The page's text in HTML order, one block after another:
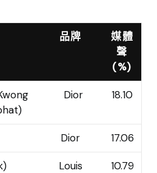
品牌
媒體
聲
(%)
Dior 18.10
Dior 17.06
Louis
10.79